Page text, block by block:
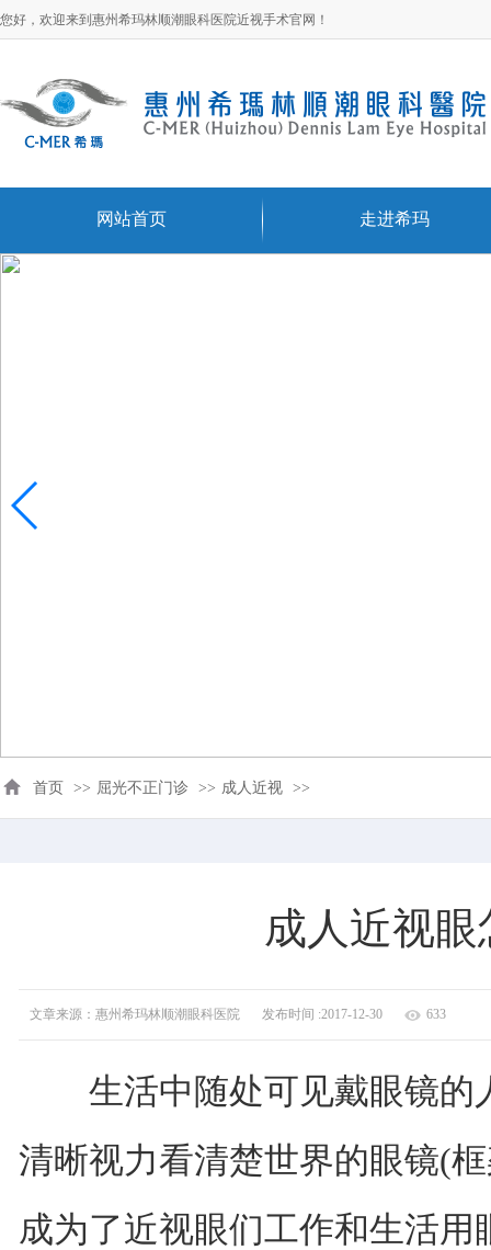
您好，欢迎来到惠州希玛林顺潮眼科医院近视手术官网！
网站首页 走进希玛
首页 >> 屈光不正门诊 >> 成人近视 >>
成人近视
文章来源：惠州希玛林顺潮眼科医院 发布时间 :2017-12-30 633
生活中随处可见戴眼镜的
清晰视力看清楚世界的眼镜(
成为了近视眼们工作和生活用